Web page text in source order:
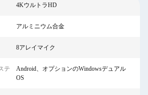
4KウルトラHD
アルミニウム合金
8アレイマイク
テ
Android、オプションのWindowsデュアル
OS